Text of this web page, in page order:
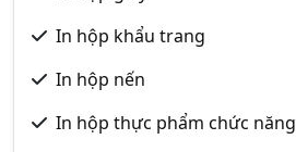
In hộp khẩu trang
In hộp nến
In hộp thực phẩm chức năng